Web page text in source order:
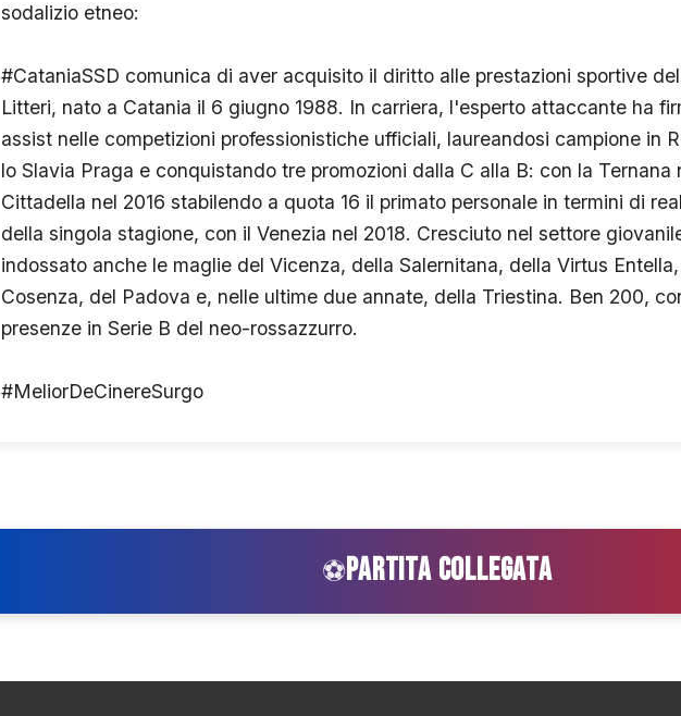
sodalizio etneo:
#CataniaSSD comunica di aver acquisito il diritto alle prestazioni sportive
Litteri, nato a Catania il 6 giugno 1988. In carriera, l'esperto attaccante ha
assist nelle competizioni professionistiche ufficiali, laureandosi campione in
lo Slavia Praga e conquistando tre promozioni dalla C alla B: con la Ternana
Cittadella nel 2016 stabilendo a quota 16 il primato personale in termini di
della singola stagione, con il Venezia nel 2018. Cresciuto nel settore
indossato anche le maglie del Vicenza, della Salernitana, della Virtus
Cosenza, del Padova e, nelle ultime due annate, della Triestina. Ben 200,
presenze in Serie B del neo-rossazzurro.
#MeliorDeCinereSurgo
⚽PARTITA COLLEGATA